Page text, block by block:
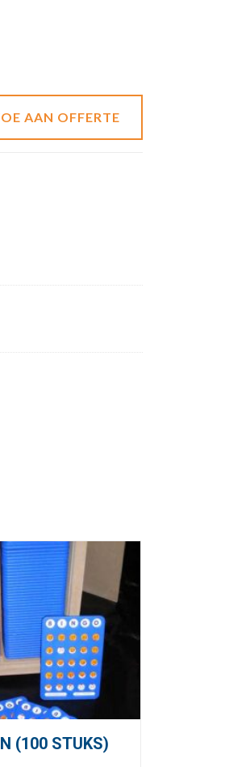
AAN OFFERTE
(100 STUKS)